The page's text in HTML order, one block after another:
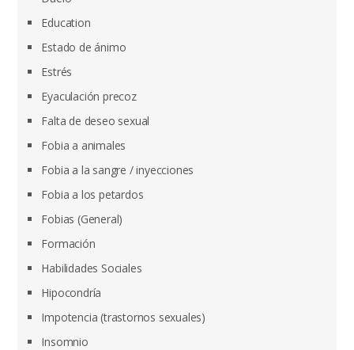
Education
Estado de ánimo
Estrés
Eyaculación precoz
Falta de deseo sexual
Fobia a animales
Fobia a la sangre / inyecciones
Fobia a los petardos
Fobias (General)
Formación
Habilidades Sociales
Hipocondría
Impotencia (trastornos sexuales)
Insomnio